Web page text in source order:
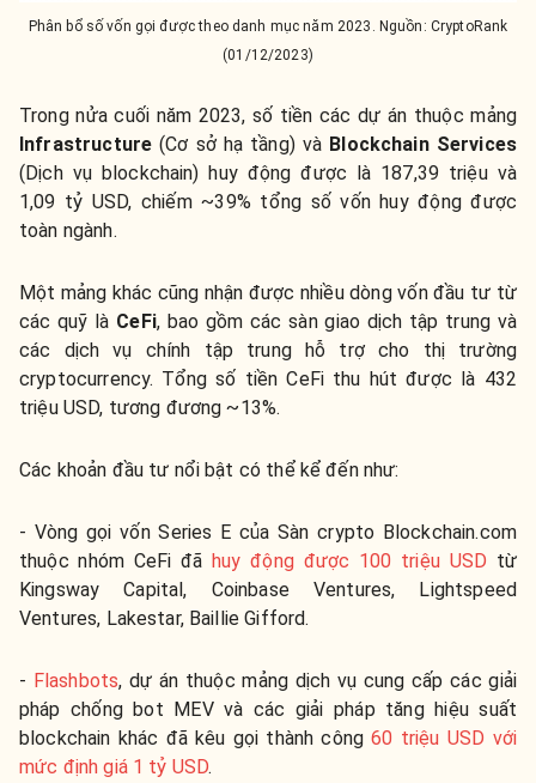
Phân bổ số vốn gọi được theo danh mục năm 2023. Nguồn: CryptoRank
(01/12/2023)
Trong nửa cuối năm 2023, số tiền các dự án thuộc mảng
Infrastructure (Cơ sở hạ tầng) và Blockchain Services
(Dịch vụ blockchain) huy động được là 187,39 triệu và
1,09 tỷ USD, chiếm ~39% tổng số vốn huy động được
toàn ngành.
Một mảng khác cũng nhận được nhiều dòng vốn đầu tư từ
các quỹ là CeFi, bao gồm các sàn giao dịch tập trung và
các dịch vụ chính tập trung hỗ trợ cho thị trường
cryptocurrency. Tổng số tiền CeFi thu hút được là 432
triệu USD, tương đương ~13%.
Các khoản đầu tư nổi bật có thể kể đến như:
- Vòng gọi vốn Series E của Sàn crypto Blockchain.com
thuộc nhóm CeFi đãhuy động được 100 triệu USD từ
Kingsway Capital, Coinbase Ventures, Lightspeed
Ventures, Lakestar, Baillie Gifford.
- Flashbots, dự án thuộc mảng dịch vụ cung cấp các giải
pháp chống bot MEV và các giải pháp tăng hiệu suất
blockchain khác đã kêu gọi thành công60 triệu USD với
mức định giá 1 tỷ USD.